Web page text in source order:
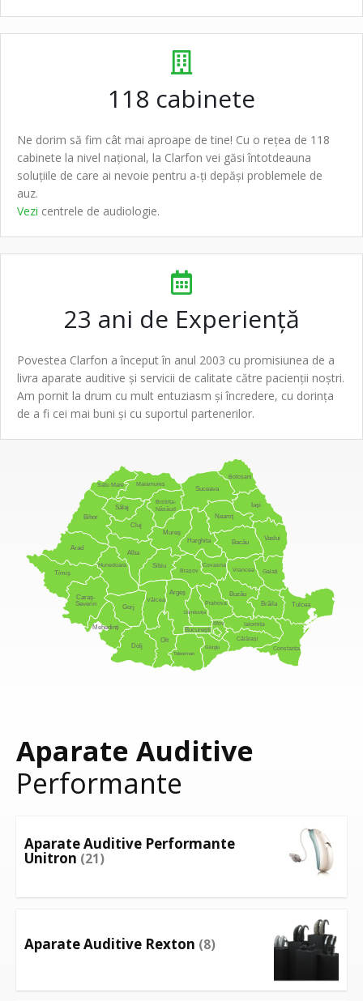
23 ani de Experiență
Povestea Clarfon a început în anul 2003 cu promisiunea de a
livra aparate auditive și servicii de calitate către pacienții noștri.
Am pornit la drum cu mult entuziasm și încredere, cu dorința
de a fi cei mai buni și cu suportul partenerilor.
118 cabinete
Ne dorim să fim cât mai aproape de tine! Cu o rețea de 118
cabinete la nivel național, la Clarfon vei găsi întotdeauna
soluțiile de care ai nevoie pentru a-ți depăși problemele de
auz.
Vezi centrele de audiologie.
Alba
Arad
Argeș
Bacău
Bihor
Bistrița-
Năsăud
Botoșani
Brașov
Brăila
București
Buzău
Caraș-
Severin
Călărași
Cluj
Constanța
Covasna
Dâmbovița
Dolj
Galați
Giurgiu
Gorj
Harghita
Hunedoara
Ialomița
Iași
Ilfov
Maramureș
Mehedinți
Mureș
Neamț
Olt
Prahova
Satu Mare
Sălaj
Sibiu
Suceava
Teleorman
Timiș
Tulcea
Vaslui
Vâlcea
Vrancea
Aparate Auditive
Performante
Aparate Auditive Performante
Unitron (21)
Aparate Auditive Rexton (8)